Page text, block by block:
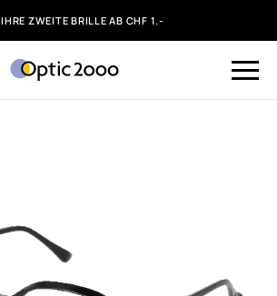
IHRE ZWEITE BRILLE AB CHF 1.-